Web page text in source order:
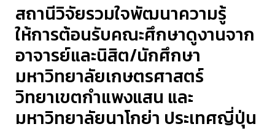
สถานีวิจัยรวมใจพัฒนาความรู้
ให้การต้อนรับคณะศึกษาดูงานจาก
อาจารย์และนิสิต/นักศึกษา
มหาวิทยาลัยเกษตรศาสตร์
วิทยาเขตกำแพงแสน และ
มหาวิทยาลัยนาโกย่า ประเทศญี่ปุ่น